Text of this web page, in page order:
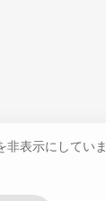
非表示にしていま